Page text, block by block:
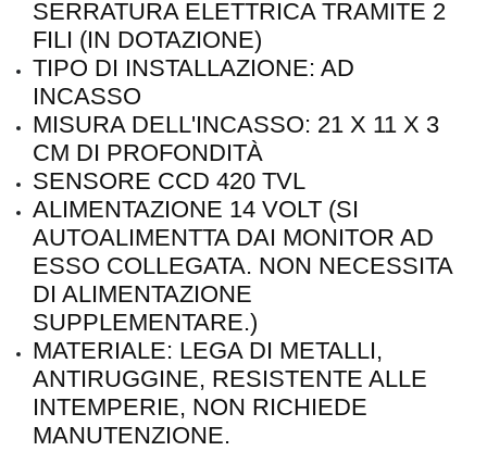
SERRATURA ELETTRICA TRAMITE 2
FILI (IN DOTAZIONE)
TIPO DI INSTALLAZIONE: AD
INCASSO
MISURA DELL'INCASSO: 21 X 11 X 3
CM DI PROFONDITÀ
SENSORE CCD 420 TVL
ALIMENTAZIONE 14 VOLT (SI
AUTOALIMENTTA DAI MONITOR AD
ESSO COLLEGATA. NON NECESSITA
DI ALIMENTAZIONE
SUPPLEMENTARE.)
MATERIALE: LEGA DI METALLI,
ANTIRUGGINE, RESISTENTE ALLE
INTEMPERIE, NON RICHIEDE
MANUTENZIONE.